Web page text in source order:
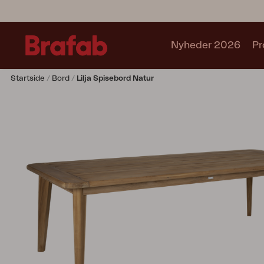
Nyheder 2026
Bord
Udekøkken
Solseng
Relax
Hængesofa
Parasol
Startside Bord Lilja Spisebord Natur